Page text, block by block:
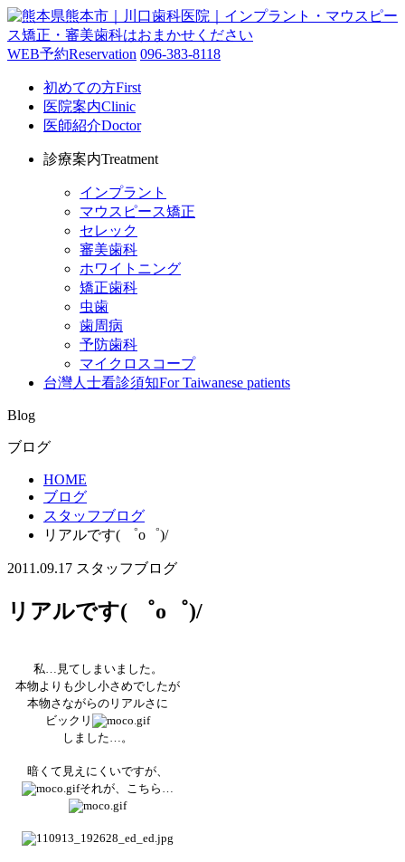
WEB予約Reservation 096-383-8118
初めての方First
医院案内Clinic
医師紹介Doctor
診療案内Treatment
インプラント
マウスピース矯正
セレック
審美歯科
ホワイトニング
矯正歯科
虫歯
歯周病
予防歯科
マイクロスコープ
台灣人士看診須知For Taiwanese patients
Blog
ブログ
HOME
ブログ
スタッフブログ
リアルです( ゜o゜)/
2011.09.17 スタッフブログ
リアルです( ゜o゜)/
私…見てしまいました。
本物よりも少し小さめでしたが
本物さながらのリアルさに
ビックリ
しました…。
暗くて見えにくいですが、
それが、こちら…